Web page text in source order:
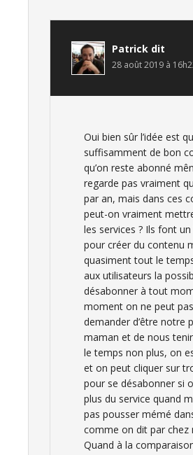
Patrick dit
28 août 2019 à
Oui bien sûr l’idée est
suffisamment de bon
qu’on reste abonné
regarde pas vraiment
par an, mais dans ces
peut-on vraiment
les services ? Ils font
pour créer du contenu
quasiment tout le
aux utilisateurs la
désabonner à tout
moment on ne peut
demander d’être notre
maman et de nous
le temps non plus, on
et on peut cliquer sur
pour se désabonner si
plus du service quand
pas pousser mémé
comme on dit par chez
Quand à la